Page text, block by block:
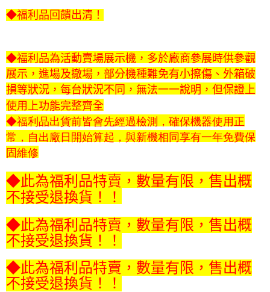
是否繳費成功／繳費後需取消欲退款等相關疑問，請聯繫「AFTEE先享後付
客戶支援中心」https://netprotections.freshdesk.com/support/home
１．透過由恩沛科技股份有限公司提供之「AFTEE先享後付」服務完成之交
易，需依本服務之必要範圍內提供個人資料，並將交易相關給付款項請求債
權轉讓予恩沛科技股份有限公司。
２．關於個人資料處理事宜，請瀏覽以下網址：
https://aftee.tw/terms/#terms3
３．未成年的使用者請事先徵得法定代理人或監護人之同意方可使用
「AFTEE先享後付」，若未經同意申辦者引起之損失，本公司不負相關責
任。
４．使用「AFTEE先享後付」時，將依據個別帳號之用戶狀況，依本公司即
時審查核予不同之上限額度；若仍有額度不足之情形，本公司將視審查結果
５．嚴禁一人註冊多個帳號或使用他人資訊註冊。若發現惡意使用之情形，
恩沛科技股份有限公司將有權停止該用戶之使用額度並採取法律行動。
◆福利品回饋出清！
◆福利品為活動賣場展示機，多於廠商參展時供參觀
展示，進場及撤場，部分機種難免有小擦傷、外箱破
損等狀況，每台狀況不同，無法一一說明，但保證上
使用上功能完整齊全
◆福利品出貨前皆會先經過檢測，確保機器使用正
常，自出廠日開始算起，與新機相同享有一年免費保
固維修
◆此為福利品特賣，數量有限，售出概
不接受退換貨！！
◆此為福利品特賣，數量有限，售出概
不接受退換貨！！
◆此為福利品特賣，數量有限，售出概
不接受退換貨！！